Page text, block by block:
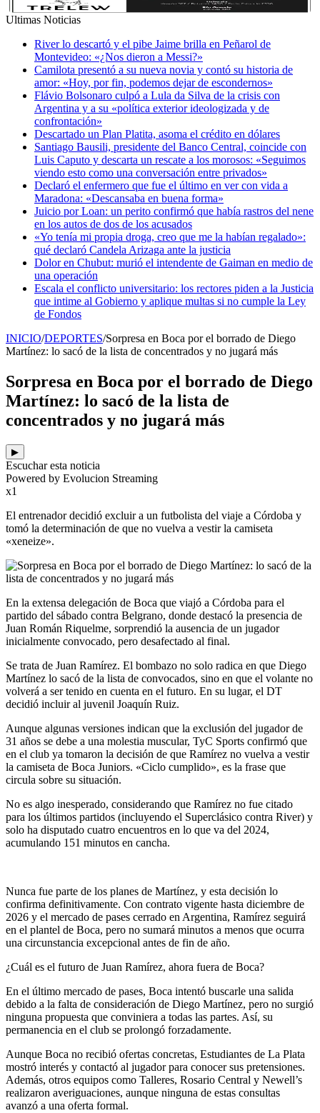
Ultimas Noticias
River lo descartó y el pibe Jaime brilla en Peñarol de
Montevideo: «¿Nos dieron a Messi?»
Camilota presentó a su nueva novia y contó su historia de
amor: «Hoy, por fin, podemos dejar de escondernos»
Flávio Bolsonaro culpó a Lula da Silva de la crisis con
Argentina y a su «política exterior ideologizada y de
confrontación»
Descartado un Plan Platita, asoma el crédito en dólares
Santiago Bausili, presidente del Banco Central, coincide con
Luis Caputo y descarta un rescate a los morosos: «Seguimos
viendo esto como una conversación entre privados»
Declaró el enfermero que fue el último en ver con vida a
Maradona: «Descansaba en buena forma»
Juicio por Loan: un perito confirmó que había rastros del nene
en los autos de dos de los acusados
«Yo tenía mi propia droga, creo que me la habían regalado»:
qué declaró Candela Arizaga ante la justicia
Dolor en Chubut: murió el intendente de Gaiman en medio de
una operación
Escala el conflicto universitario: los rectores piden a la Justicia
que intime al Gobierno y aplique multas si no cumple la Ley
de Fondos
INICIO/DEPORTES/Sorpresa en Boca por el borrado de Diego
Martínez: lo sacó de la lista de concentrados y no jugará más
Sorpresa en Boca por el borrado de Diego
Martínez: lo sacó de la lista de
concentrados y no jugará más
▶
Escuchar esta noticia
Powered by Evolucion Streaming
x1
El entrenador decidió excluir a un futbolista del viaje a Córdoba y
tomó la determinación de que no vuelva a vestir la camiseta
«xeneize».
En la extensa delegación de Boca que viajó a Córdoba para el
partido del sábado contra Belgrano, donde destacó la presencia de
Juan Román Riquelme, sorprendió la ausencia de un jugador
inicialmente convocado, pero desafectado al final.
Se trata de Juan Ramírez. El bombazo no solo radica en que Diego
Martínez lo sacó de la lista de convocados, sino en que el volante no
volverá a ser tenido en cuenta en el futuro. En su lugar, el DT
decidió incluir al juvenil Joaquín Ruiz.
Aunque algunas versiones indican que la exclusión del jugador de
31 años se debe a una molestia muscular, TyC Sports confirmó que
en el club ya tomaron la decisión de que Ramírez no vuelva a vestir
la camiseta de Boca Juniors. «Ciclo cumplido», es la frase que
circula sobre su situación.
No es algo inesperado, considerando que Ramírez no fue citado
para los últimos partidos (incluyendo el Superclásico contra River) y
solo ha disputado cuatro encuentros en lo que va del 2024,
acumulando 151 minutos en cancha.
Nunca fue parte de los planes de Martínez, y esta decisión lo
confirma definitivamente. Con contrato vigente hasta diciembre de
2026 y el mercado de pases cerrado en Argentina, Ramírez seguirá
en el plantel de Boca, pero no sumará minutos a menos que ocurra
una circunstancia excepcional antes de fin de año.
¿Cuál es el futuro de Juan Ramírez, ahora fuera de Boca?
En el último mercado de pases, Boca intentó buscarle una salida
debido a la falta de consideración de Diego Martínez, pero no surgió
ninguna propuesta que conviniera a todas las partes. Así, su
permanencia en el club se prolongó forzadamente.
Aunque Boca no recibió ofertas concretas, Estudiantes de La Plata
mostró interés y contactó al jugador para conocer sus pretensiones.
Además, otros equipos como Talleres, Rosario Central y Newell’s
realizaron averiguaciones, aunque ninguna de estas consultas
avanzó a una oferta formal.